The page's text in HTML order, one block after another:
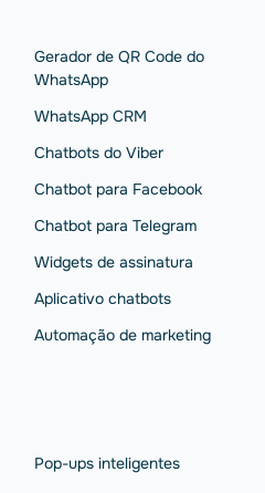
Gerador de QR Code do
WhatsApp
WhatsApp CRM
Chatbots do Viber
Chatbot para Facebook
Chatbot para Telegram
Widgets de assinatura
Aplicativo chatbots
Automação de marketing
Pop-ups inteligentes